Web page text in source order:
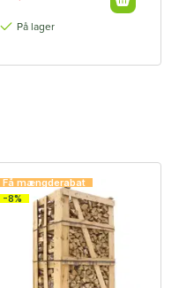
På lager
Få mængderabat
-8%